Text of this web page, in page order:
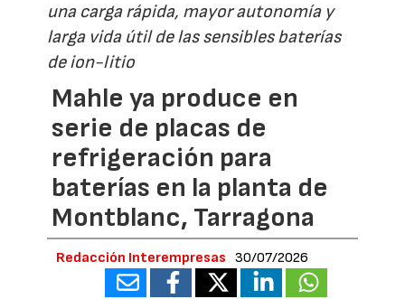
una carga rápida, mayor autonomía y
larga vida útil de las sensibles baterías
de ion-litio
Mahle ya produce en
serie de placas de
refrigeración para
baterías en la planta de
Montblanc, Tarragona
Redacción Interempresas 30/07/2026